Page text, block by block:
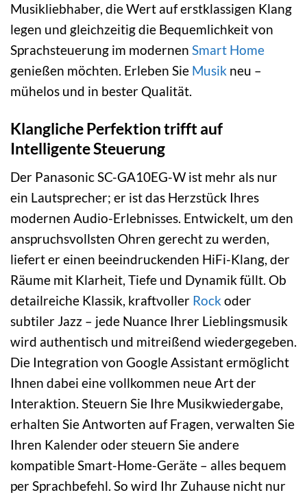
Musikliebhaber, die Wert auf erstklassigen Klang
legen und gleichzeitig die Bequemlichkeit von
Sprachsteuerung im modernen Smart Home
genießen möchten. Erleben Sie Musik neu –
mühelos und in bester Qualität.
Klangliche Perfektion trifft auf
Intelligente Steuerung
Der Panasonic SC-GA10EG-W ist mehr als nur
ein Lautsprecher; er ist das Herzstück Ihres
modernen Audio-Erlebnisses. Entwickelt, um den
anspruchsvollsten Ohren gerecht zu werden,
liefert er einen beeindruckenden HiFi-Klang, der
Räume mit Klarheit, Tiefe und Dynamik füllt. Ob
detailreiche Klassik, kraftvoller Rock oder
subtiler Jazz – jede Nuance Ihrer Lieblingsmusik
wird authentisch und mitreißend wiedergegeben.
Die Integration von Google Assistant ermöglicht
Ihnen dabei eine vollkommen neue Art der
Interaktion. Steuern Sie Ihre Musikwiedergabe,
erhalten Sie Antworten auf Fragen, verwalten Sie
Ihren Kalender oder steuern Sie andere
kompatible Smart-Home-Geräte – alles bequem
per Sprachbefehl. So wird Ihr Zuhause nicht nur